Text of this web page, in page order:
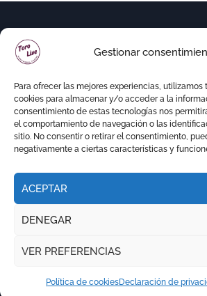
Gestionar
Para ofrecer las mejores experiencias,
cookies para almacenar y/o acceder a la
consentimiento de estas tecnologías nos
el comportamiento de navegación o las
sitio. No consentir o retirar el consentimiento,
negativamente a ciertas características y
ACEPTAR
DENEGAR
VER PREFERENCIAS
Política de cookiesDeclaración de
Copyright © Todos los derechos
EL PODCAST DE